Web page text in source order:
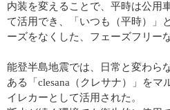
内装を変えることで、平時は公用
て活用でき、「いつも（平時）」
ーズをなくした、フェーズフリー
能登半島地震では、日常と変わら
ある「clesana（クレサナ）」をマ
イレカーとして活用された。